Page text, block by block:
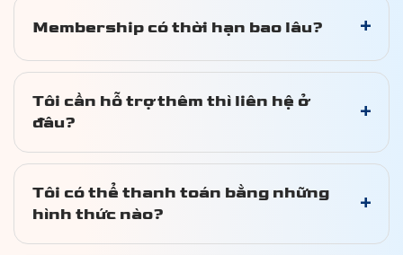
Membership có thời hạn bao lâu? +
Tôi cần hỗ trợ thêm thì liên hệ ở
đâu?
+
Tôi có thể thanh toán bằng những
hình thức nào?
+